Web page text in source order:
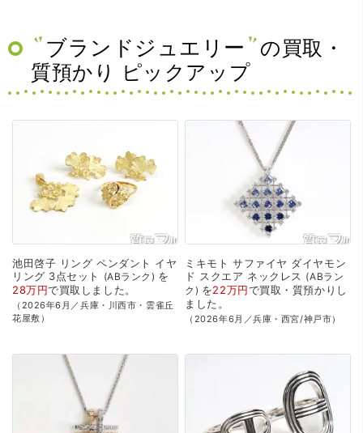
ブランドジュエリー
の買取・
質預かり ピックアップ
池田啓子 リング ペンダント イヤ
リング 3点セット ABランク
を
28万円で買取 しました。
（2026年6月／兵庫・川西市・雲雀丘
花屋敷）
ミキモト サファイヤ ダイヤモン
ド スクエア ネックレス
ABラン
ク
を22万円で買取・質預かり し
ました。
（2026年6月／兵庫・西宮/神戸市）